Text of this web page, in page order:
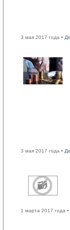
3 мая 2017 года •
3 мая 2017 года •
1 марта 2017 года •